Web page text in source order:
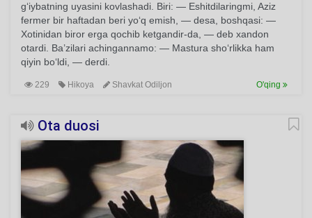
g‘iybatning uyasini kovlashadi. Biri: — Eshitdilaringmi, Aziz
fermer bir haftadan beri yo‘q emish, — desa, boshqasi: —
Xotinidan biror erga qochib ketgandir-da, — deb xandon
otardi. Ba’zilari achingannamo: — Mastura sho‘rlikka ham
qiyin bo‘ldi, — derdi.
229 Hikoya Shavkat Odiljon O'qing
Ota duosi